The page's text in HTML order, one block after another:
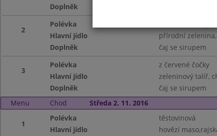
Doplněk
2
Polévka
Hlavní jídlo
přírodní
Doplněk
čaj se sirupem
3
Polévka
z červené čočky
Hlavní jídlo
zeleninový talíř,
Doplněk
čaj se sirupem
Menu
Chod Středa 2. 11. 2016
1
Polévka
těstovinová
Hlavní jídlo
hovězí